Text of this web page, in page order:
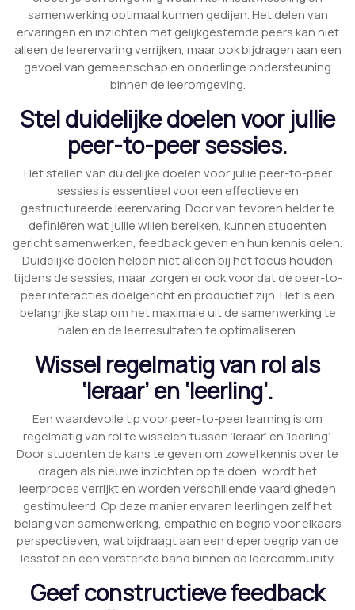
samenwerking optimaal kunnen gedijen. Het delen van
ervaringen en inzichten met gelijkgestemde peers kan niet
alleen de leerervaring verrijken, maar ook bijdragen aan een
gevoel van gemeenschap en onderlinge ondersteuning
binnen de leeromgeving.
Stel duidelijke doelen voor jullie
peer-to-peer sessies.
Het stellen van duidelijke doelen voor jullie peer-to-peer
sessies is essentieel voor een effectieve en
gestructureerde leerervaring. Door van tevoren helder te
definiëren wat jullie willen bereiken, kunnen studenten
gericht samenwerken, feedback geven en hun kennis delen.
Duidelijke doelen helpen niet alleen bij het focus houden
tijdens de sessies, maar zorgen er ook voor dat de peer-to-
peer interacties doelgericht en productief zijn. Het is een
belangrijke stap om het maximale uit de samenwerking te
halen en de leerresultaten te optimaliseren.
Wissel regelmatig van rol als
‘leraar’ en ‘leerling’.
Een waardevolle tip voor peer-to-peer learning is om
regelmatig van rol te wisselen tussen ‘leraar’ en ‘leerling’.
Door studenten de kans te geven om zowel kennis over te
dragen als nieuwe inzichten op te doen, wordt het
leerproces verrijkt en worden verschillende vaardigheden
gestimuleerd. Op deze manier ervaren leerlingen zelf het
belang van samenwerking, empathie en begrip voor elkaars
perspectieven, wat bijdraagt aan een dieper begrip van de
lesstof en een versterkte band binnen de leercommunity.
Geef constructieve feedback